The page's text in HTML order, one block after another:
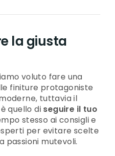
la giusta
voluto fare una
finiture protagoniste
tuttavia il
quello di seguire il tuo
stesso ai consigli e
per evitare scelte
mutevoli.